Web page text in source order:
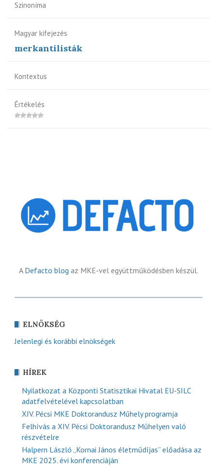
Szinoníma
Magyar kifejezés
merkantilisták
Kontextus
Értékelés
A Defacto blog az MKE-vel együttműködésben készül.
ELNÖKSÉG
Jelenlegi és korábbi elnökségek
HÍREK
Nyilatkozat a Központi Statisztikai Hivatal EU-SILC
adatfelvételével kapcsolatban
XIV. Pécsi MKE Doktorandusz Műhely programja
Felhívás a XIV. Pécsi Doktorandusz Műhelyen való
részvételre
Halpern László „Kornai János életműdíjas” előadása az
MKE 2025. évi konferenciáján